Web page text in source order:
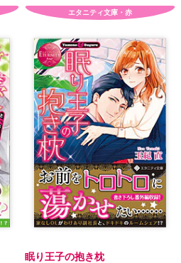
エタニティ文庫・赤
眠り王子の抱き枕